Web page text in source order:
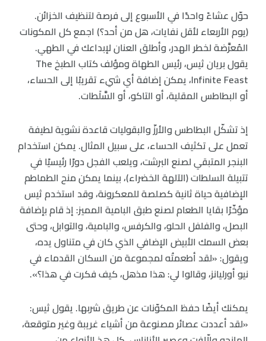
حوّل عشاءً واحدًا في الأسبوع إلى فرصة لتنظيف الخزائن.
(يوم الأربعاء لأقل نفايات، هل من أحد؟) اجمع كل المكونات
المُعرَّضة لخطر الهدر، وأطلق العنان لإبداعك في الطهي.
يقول بريان ثيس، رئيس الطهاة ومؤلف كتاب الطبخ The
Infinite Feast، يمكن إضافة أي شيء تقريبًا إلى الحساء،
أو البطاطس المقلية، أو التاكو، أو السَّلَطات.
إذ تشكّل البطاطس والأرزّ والبقوليات قاعدة نشوية لطيفة
تعمل على تكثيف الحساء، على سبيل المثال. يمكن استخدام
البنجر المتبقي لصنع البرشت، ويلعب الفجل دورًا رئيسيًا في
تتبيلة السلطات (الآلهة الخضراء)، بينما يمكن منح الطماطم
الإضافية حياة ثانية كصلصة للمعكرونة، وقد استخدم ثيس
مؤخّرًا بقايا الطعام لصنع طبق البامية المميز: إذ قام بإضافة
البصل، والفلفل الحلو، والكرفس، والبامية، والتوابل، وحتى
بعض السمك الأبيض الإضافي الذي كان في متناول يده،
ويقول: «لقد أطعمتُه لمجموعة من السكان القدماء في
نيو أورليانز، وقالوا لي: هذا مذهل، كيف فكرت في هذا؟».
يمكنك أيضًا حفظ المكوّنات عن طريق شربها. يقول ثيس:
«لقد أعددت عصائر مصنوعة من أشياء غريبة وغير متوقعة،